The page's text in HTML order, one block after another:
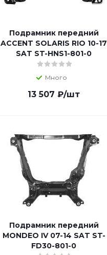
Подрамник передний
ACCENT SOLARIS RIO 10-17
SAT ST-HNS1-801-0
Много
13 507 ₽/шт
Подрамник передний
MONDEO IV 07-14 SAT ST-
FD30-801-0